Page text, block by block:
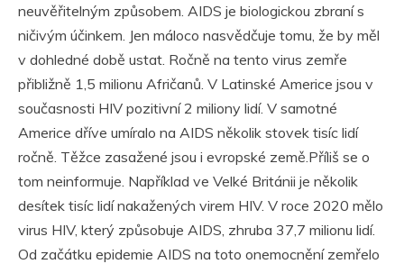
neuvěřitelným způsobem. AIDS je biologickou zbraní s
ničivým účinkem. Jen máloco nasvědčuje tomu, že by měl
v dohledné době ustat. Ročně na tento virus zemře
přibližně 1,5 milionu Afričanů. V Latinské Americe jsou v
současnosti HIV pozitivní 2 miliony lidí. V samotné
Americe dříve umíralo na AIDS několik stovek tisíc lidí
ročně. Těžce zasažené jsou i evropské země.Příliš se o
tom neinformuje. Například ve Velké Británii je několik
desítek tisíc lidí nakažených virem HIV. V roce 2020 mělo
virus HIV, který způsobuje AIDS, zhruba 37,7 milionu lidí.
Od začátku epidemie AIDS na toto onemocnění zemřelo